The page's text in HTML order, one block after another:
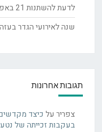
לדעת להשתנות 21 באפריל 2019
שנה לאירועי הגדר בעזה
תגובות אחרונות
צפרירעל כיצד
בעקבות זכייתה של נטע